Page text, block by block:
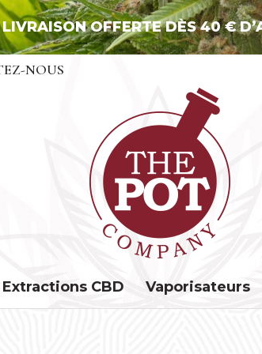
OFFERTE DÈS 40 €
NOUS
CBD Vaporisateurs